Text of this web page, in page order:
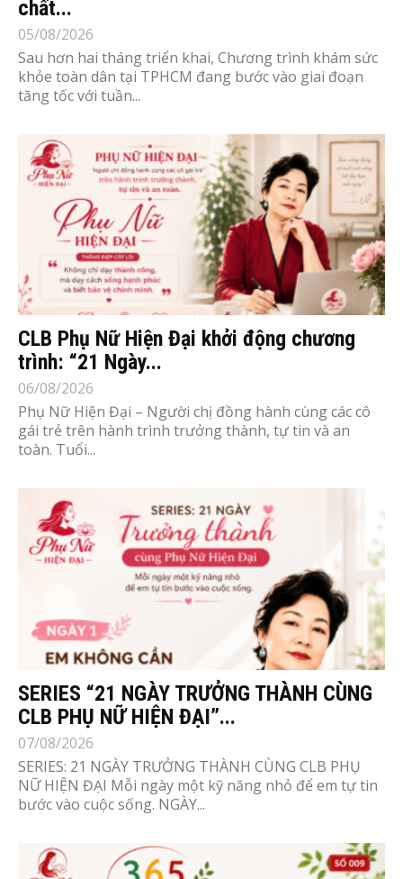
chất...
05/08/2026
Sau hơn hai tháng triển khai, Chương trình khám sức
khỏe toàn dân tại TPHCM đang bước vào giai đoạn
tăng tốc với tuần...
CLB Phụ Nữ Hiện Đại khởi động chương
trình: “21 Ngày...
06/08/2026
Phụ Nữ Hiện Đại – Người chị đồng hành cùng các cô
gái trẻ trên hành trình trưởng thành, tự tin và an
toàn. Tuổi...
SERIES “21 NGÀY TRƯỞNG THÀNH CÙNG
CLB PHỤ NỮ HIỆN ĐẠI”...
07/08/2026
SERIES: 21 NGÀY TRƯỞNG THÀNH CÙNG CLB PHỤ
NỮ HIỆN ĐẠI Mỗi ngày một kỹ năng nhỏ để em tự tin
bước vào cuộc sống. NGÀY...